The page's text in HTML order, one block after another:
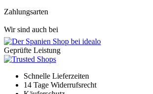
Zahlungsarten
Wir sind auch bei
Geprüfte Leistung
Schnelle Lieferzeiten
14 Tage Widerrufsrecht